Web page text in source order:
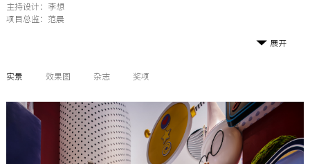
主持设计：李想
项目总监：范晨
展开
实景 效果图 杂志 奖项